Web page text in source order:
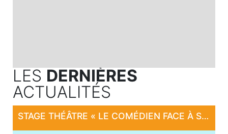
LES DERNIÈRES
ACTUALITÉS
STAGE THÉÂTRE « LE COMÉDIEN FACE À SON PERSONNAGE ! »